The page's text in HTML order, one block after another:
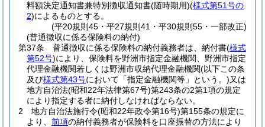
料額決定通知書兼特別徴収通知書(随時期用)(様式第51号の
2)によるものとする。
(平20規則45・平27規則41・平30規則55・一部改正)
(普通徴収に係る保険料の納付)
第37条
普通徴収に係る保険料の納付義務者は、納付書(様式
第52号)により、保険料を野洲市指定金融機関、野洲市指定
代理金融機関若しくは野洲市収納代理金融機関(以下この条
及び様式第43号において「指定金融機関等」という。)又は
地方自治法(昭和22年法律第67号)第243条の2第1項の規定
により指定する者に納付しなければならない。
2
地方自治法施行令(昭和22年政令第16号)第155条の規定に
より、 前項の納付義務者が保険料を口座振替の方法により